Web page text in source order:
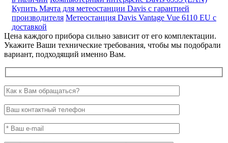
Купить Мачта для метеостанции Davis с гарантией
производителя Метеостанция Davis Vantage Vue 6110 EU с
доставкой
Цена каждого прибора сильно зависит от его комплектации.
Укажите Ваши технические требования, чтобы мы подобрали
вариант, подходящий именно Вам.